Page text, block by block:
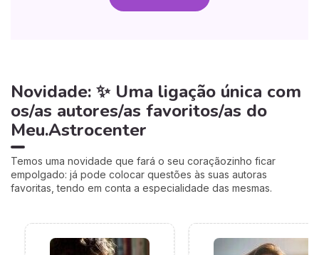
Novidade: ✨ Uma ligação única com
os/as autores/as favoritos/as do
Meu.Astrocenter
Temos uma novidade que fará o seu coraçãozinho ficar
empolgado: já pode colocar questões às suas autoras
favoritas, tendo em conta a especialidade das mesmas.